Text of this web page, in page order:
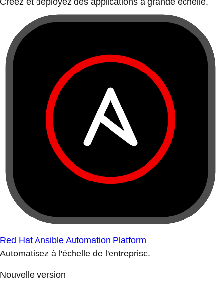
Créez et déployez des applications à grande échelle.
Red Hat Ansible Automation Platform
Automatisez à l'échelle de l'entreprise.
Nouvelle version